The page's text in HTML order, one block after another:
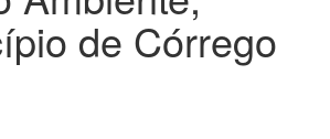
de Córrego